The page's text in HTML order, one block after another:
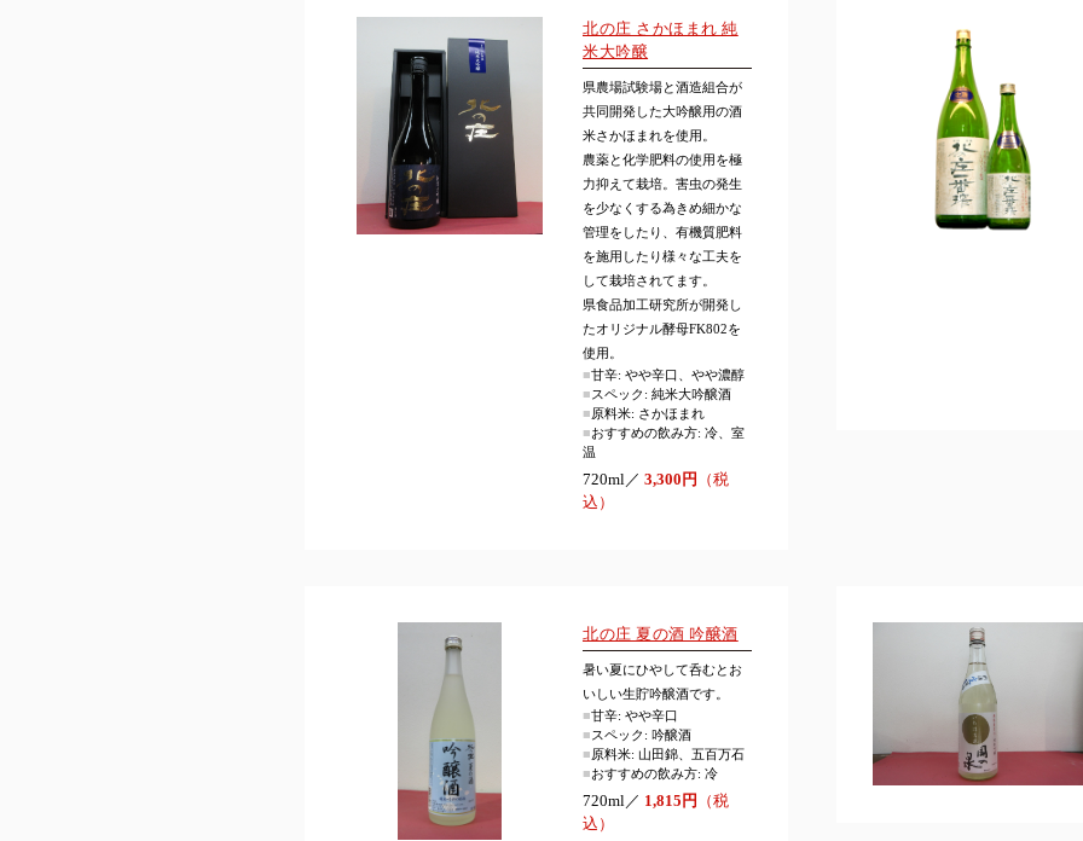
北の庄 さかほまれ 純
米大吟醸
県農場試験場と酒造組合が
共同開発した大吟醸用の酒
米さかほまれを使用。
農薬と化学肥料の使用を極
力抑えて栽培。害虫の発生
を少なくする為きめ細かな
管理をしたり、有機質肥料
を施用したり様々な工夫を
して栽培されてます。
県食品加工研究所が開発し
たオリジナル酵母FK802を
使用。
■甘辛: やや辛口、やや濃醇
■スペック: 純米大吟醸酒
■原料米: さかほまれ
■おすすめの飲み方: 冷、室
温
720ml／ 3,300円 （税
込）
北の庄 夏の酒 吟醸酒
暑い夏にひやして呑むとお
いしい生貯吟醸酒です。
■甘辛: やや辛口
■スペック: 吟醸酒
■原料米: 山田錦、五百万石
■おすすめの飲み方: 冷
720ml／ 1,815円 （税
込）